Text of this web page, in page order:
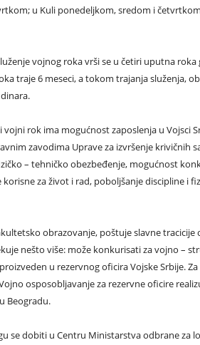
u Kuli ponedeljkom, sredom i
vojnog roka vrši se u četiri uputna
traje 6 meseci, a tokom trajanja služenja,
rok ima mogućnost zaposlenja u Vojsci
zavodima Uprave za izvršenje krivičnih
– tehničko obezbeđenje, mogućnost
korisne za život i rad, poboljšanje discipline i
obrazovanje, poštuje slavne tracicije
nešto više: može konkurisati za vojno –
u rezervnog oficira Vojske Srbije.
osposobljavanje za rezervne oficire
Beogradu.
se dobiti u Centru Ministarstva odbrane za